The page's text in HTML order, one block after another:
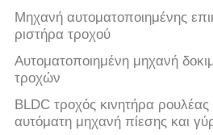
Μηχανή αυτοματοποιημένης
ριστήρα τροχού
Αυτοματοποιημένη μηχανή
τροχών
BLDC τροχός κινητήρα
αυτόματη μηχανή πίεσης και